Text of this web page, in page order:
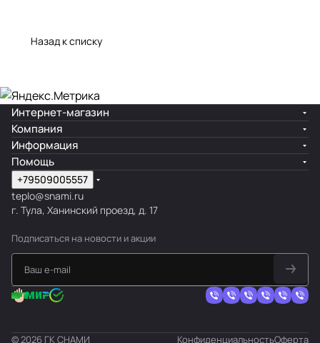
Назад к списку
Интернет-магазин
Компания
Информация
Помощь
+79509005557
teplo@snami.ru
г. Тула, Ханинский проезд, д. 17
Подписаться на новости и акции
© 2026 ГК СНАМИ КонфиденциальностьОферта